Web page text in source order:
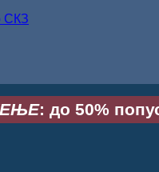
СКЗ
: до 50%